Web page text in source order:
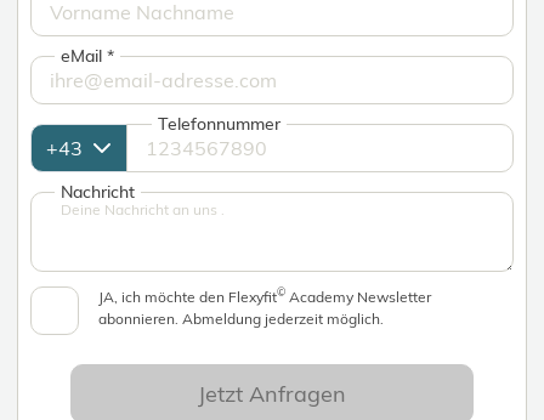
eMail*
Telefonnummer
Nachricht
JA, ich möchte den Flexyfit© Academy Newsletter
abonnieren. Abmeldung jederzeit möglich.
Jetzt Anfragen